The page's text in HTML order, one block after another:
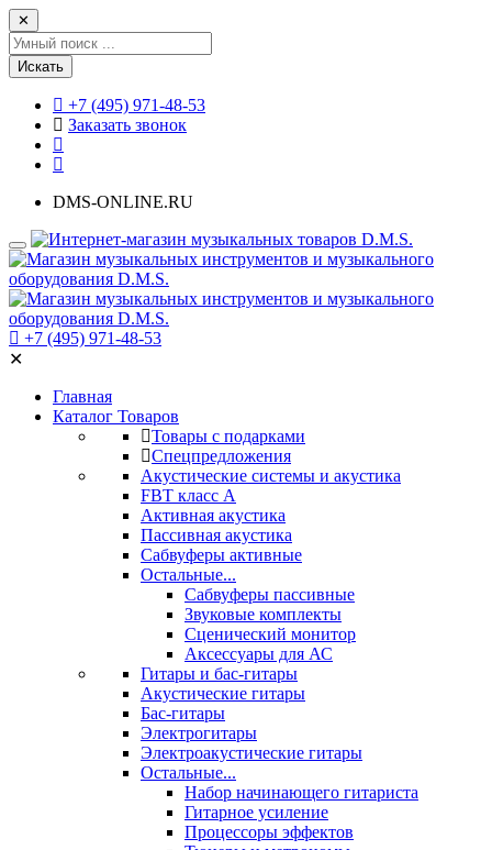
✕
Искать
+7 (495) 971-48-53
Заказать звонок
DMS-ONLINE.RU
+7 (495) 971-48-53
✕
Главная
Каталог Товаров
Товары с подарками
Спецпредложения
Акустические системы и акустика
FBT класс А
Активная акустика
Пассивная акустика
Сабвуферы активные
Остальные...
Сабвуферы пассивные
Звуковые комплекты
Сценический монитор
Аксессуары для АС
Гитары и бас-гитары
Акустические гитары
Бас-гитары
Электрогитары
Электроакустические гитары
Остальные...
Набор начинающего гитариста
Гитарное усиление
Процессоры эффектов